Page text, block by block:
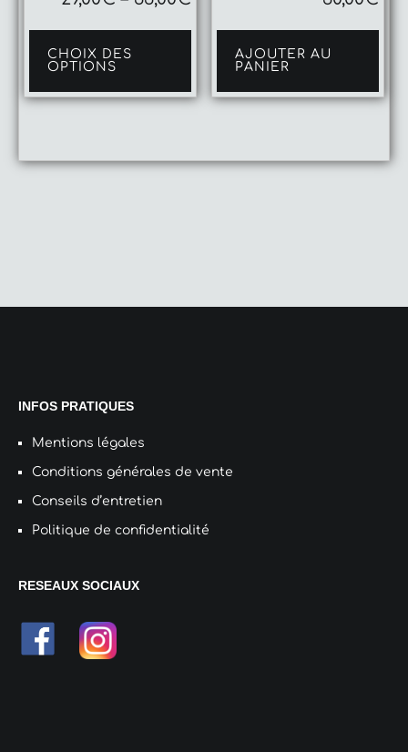
CHOIX DES
OPTIONS
plusieurs
variations.
Les
choisies
AJOUTER AU
PANIER
INFOS PRATIQUES
Mentions légales
Conditions générales de vente
Conseils d’entretien
Politique de confidentialité
RESEAUX SOCIAUX